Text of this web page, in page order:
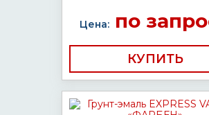
Цена:по
КУПИТЬ